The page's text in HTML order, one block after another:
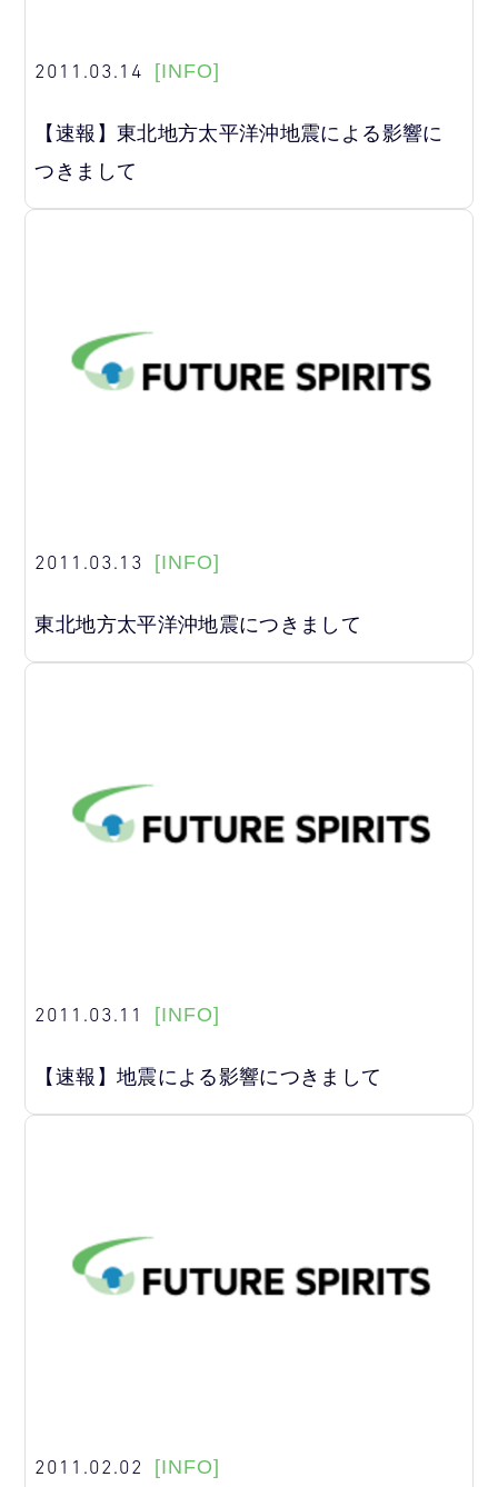
2011.03.14 [INFO]
【速報】東北地方太平洋沖地震による影響に
つきまして
2011.03.13 [INFO]
東北地方太平洋沖地震につきまして
2011.03.11 [INFO]
【速報】地震による影響につきまして
2011.02.02 [INFO]